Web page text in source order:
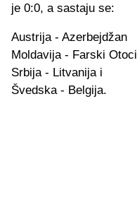
je 0:0, a sastaju se:
Austrija - Azerbejdžan
Moldavija - Farski Otoci
Srbija - Litvanija i
Švedska - Belgija.